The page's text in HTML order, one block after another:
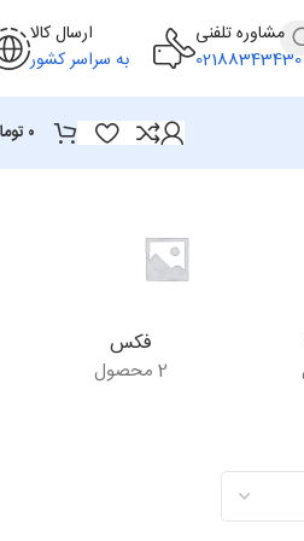
مشاوره تلفنی
02188343430
ارسال کالا
به سراسر کشور
۰
فکس
2 محصول